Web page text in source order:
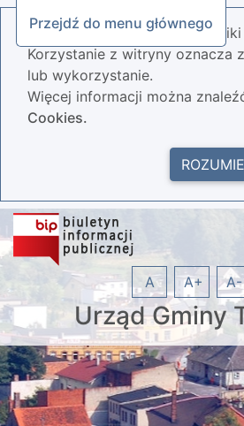
Przejdź do menu głównego
Nasza strona wykorzystuje
Korzystanie z witryny oznacza
lub wykorzystanie.
Więcej informacji można
Cookies.
Urząd Gminy
A A+ A-